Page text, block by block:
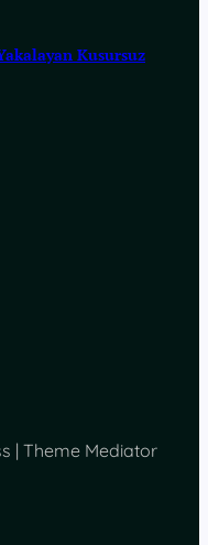
Kusursuz
| Theme Mediator